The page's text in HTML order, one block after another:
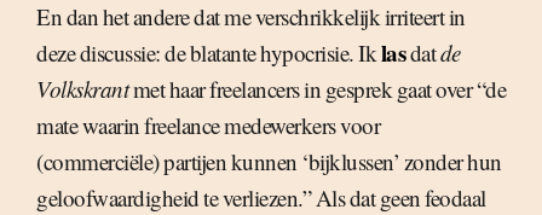
En dan het andere dat me verschrikkelijk irriteert in
deze discussie: de blatante hypocrisie. Iklasdatde
Volkskrantmet haar freelancers in gesprek gaat over “de
mate waarin freelance medewerkers voor
(commerciële) partijen kunnen ‘bijklussen’ zonder hun
geloofwaardigheid te verliezen.” Als dat geen feodaal